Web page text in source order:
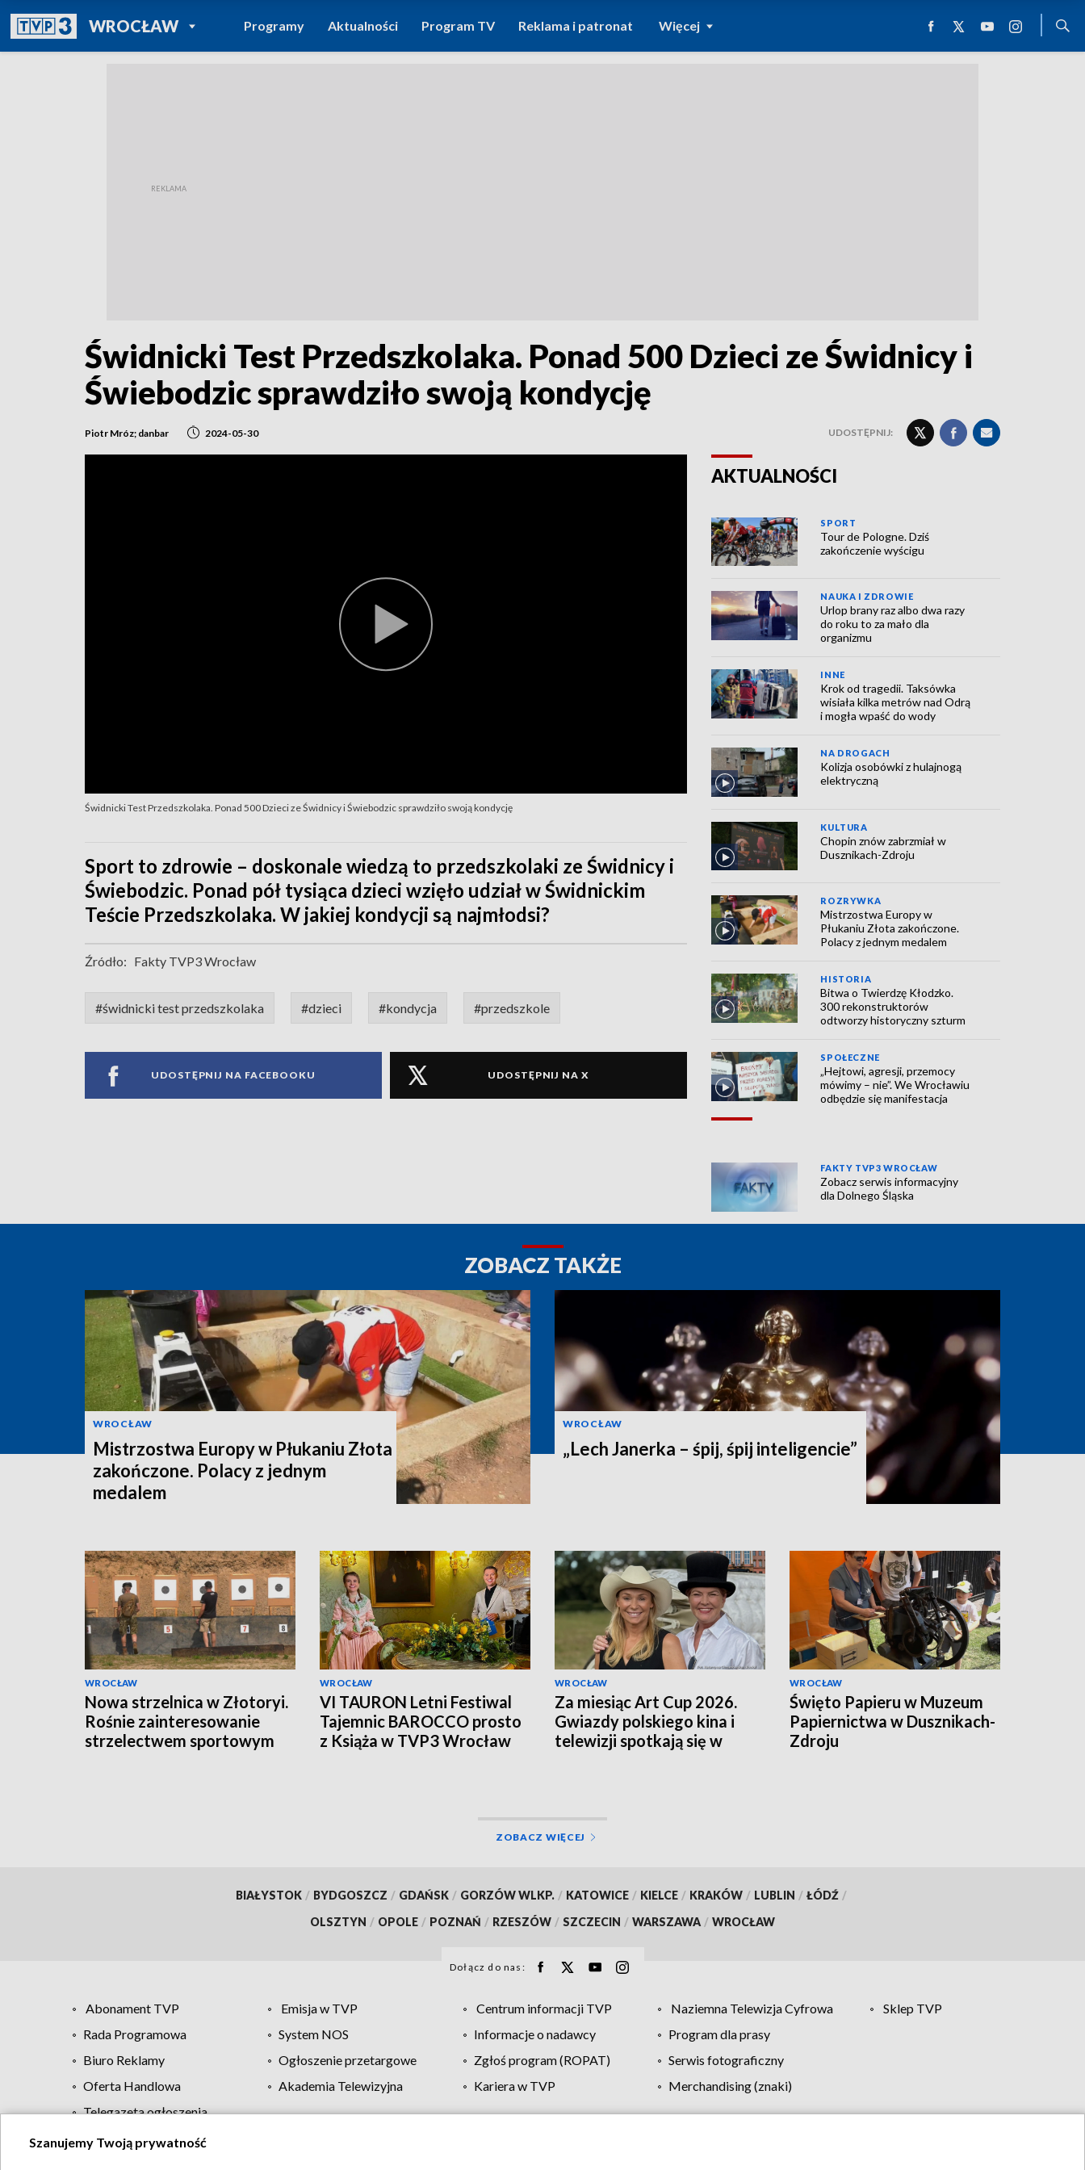
WROCŁAWPOWRÓT DO
TVP REGIONY
Programy Aktualności Program TV Reklama i patronat Więcej
Świdnicki Test Przedszkolaka. Ponad 500 Dzieci ze Świdnicy i
Świebodzic sprawdziło swoją kondycję
Piotr Mróz; danbar 2024-05-30 UDOSTĘPNIJ:
Świdnicki Test Przedszkolaka. Ponad 500 Dzieci ze Świdnicy i Świebodzic sprawdziło swoją kondycję
Sport to zdrowie – doskonale wiedzą to przedszkolaki ze Świdnicy i
Świebodzic. Ponad pół tysiąca dzieci wzięło udział w Świdnickim
Teście Przedszkolaka. W jakiej kondycji są najmłodsi?
Źródło: Fakty TVP3 Wrocław
#świdnicki test przedszkolaka #dzieci #kondycja #przedszkole
UDOSTĘPNIJ NA FACEBOOKU UDOSTĘPNIJ NA X
AKTUALNOŚCI
SPORT
Tour de Pologne. Dziś
zakończenie wyścigu
NAUKA I ZDROWIE
Urlop brany raz albo dwa razy
do roku to za mało dla
organizmu
INNE
Krok od tragedii. Taksówka
wisiała kilka metrów nad Odrą
i mogła wpaść do wody
NA DROGACH
Kolizja osobówki z hulajnogą
elektryczną
KULTURA
Chopin znów zabrzmiał w
Dusznikach-Zdroju
ROZRYWKA
Mistrzostwa Europy w
Płukaniu Złota zakończone.
Polacy z jednym medalem
HISTORIA
Bitwa o Twierdzę Kłodzko.
300 rekonstruktorów
odtworzy historyczny szturm
SPOŁECZNE
„Hejtowi, agresji, przemocy
mówimy – nie”. We Wrocławiu
odbędzie się manifestacja
FAKTY TVP3 WROCŁAW
Zobacz serwis informacyjny
dla Dolnego Śląska
ZOBACZ TAKŻE
WROCŁAW
Mistrzostwa Europy w Płukaniu Złota
zakończone. Polacy z jednym
medalem
WROCŁAW
„Lech Janerka – śpij, śpij inteligencie”
WROCŁAW
Nowa strzelnica w Złotoryi.
Rośnie zainteresowanie
strzelectwem sportowym
WROCŁAW
VI TAURON Letni Festiwal
Tajemnic BAROCCO prosto
z Książa w TVP3 Wrocław
WROCŁAW
Za miesiąc Art Cup 2026.
Gwiazdy polskiego kina i
telewizji spotkają się w
WROCŁAW
Święto Papieru w Muzeum
Papiernictwa w Dusznikach-
Zdroju
ZOBACZ WIĘCEJ
BIAŁYSTOK / BYDGOSZCZ / GDAŃSK / GORZÓW WLKP. / KATOWICE / KIELCE / KRAKÓW / LUBLIN / ŁÓDŹ /
OLSZTYN / OPOLE / POZNAŃ / RZESZÓW / SZCZECIN / WARSZAWA / WROCŁAW
Dołącz do nas:
Abonament TVP Emisja w TVP Centrum informacji TVP Naziemna Telewizja Cyfrowa
Sklep TVP
Rada Programowa
System NOS Informacje o nadawcy
Program dla prasy
Biuro Reklamy
Ogłoszenie przetargowe Zgłoś program (ROPAT)
Serwis fotograficzny
Oferta Handlowa
Akademia Telewizyjna Kariera w TVP
Merchandising (znaki)
Telegazeta ogłoszenia
Szanujemy Twoją prywatność